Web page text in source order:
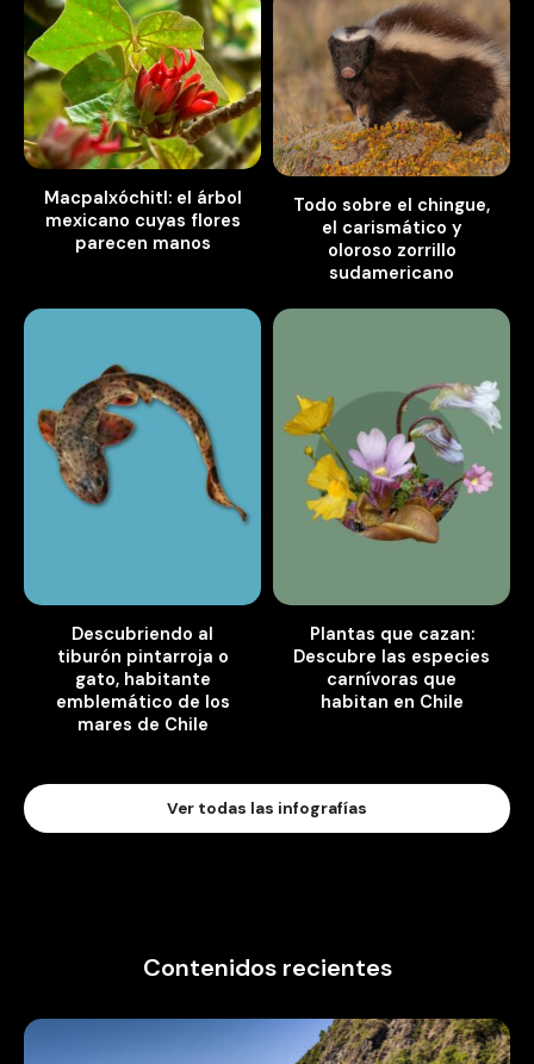
Macpalxóchitl: el árbol
mexicano cuyas flores
parecen manos
Todo sobre el chingue,
el carismático y
oloroso zorrillo
sudamericano
Descubriendo al
tiburón pintarroja o
gato, habitante
emblemático de los
mares de Chile
Plantas que cazan:
Descubre las especies
carnívoras que
habitan en Chile
Ver todas las infografías
Contenidos recientes